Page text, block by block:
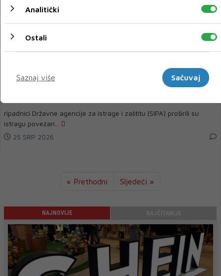
ripadnici Državne agencije za istrage i zaštitu (SIPA) proširili su
istragu povezan...
25 SRP 2026
« Prethodni Sljedeći »
NAJNOVIJE
Analitički
Ostali
Saznaj više
Sačuvaj